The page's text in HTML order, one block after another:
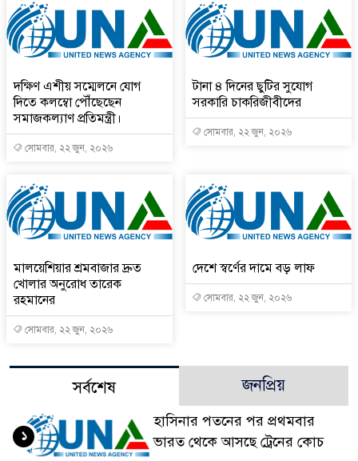
দক্ষিণ এশীয় সম্মেলনে যোগ
দিতে কলম্বো পৌঁছেছেন
সমাজকল্যাণ প্রতিমন্ত্রী।
সোমবার, ২২ জুন, ২০২৬
টানা ৪ দিনের ছুটির সুযোগ
সরকারি চাকরিজীবীদের
সোমবার, ২২ জুন, ২০২৬
মালয়েশিয়ার শ্রমবাজার দ্রুত
খোলার অনুরোধ তারেক
রহমানের
সোমবার, ২২ জুন, ২০২৬
দেশে স্বর্ণের দামে বড় লাফ
সোমবার, ২২ জুন, ২০২৬
সর্বশেষ জনপ্রিয়
হাসিনার পতনের পর প্রথমবার
ভারত থেকে আসছে ট্রেনের কোচ
১